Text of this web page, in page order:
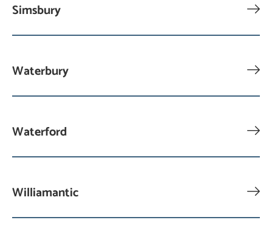
Simsbury
Waterbury
Waterford
Williamantic